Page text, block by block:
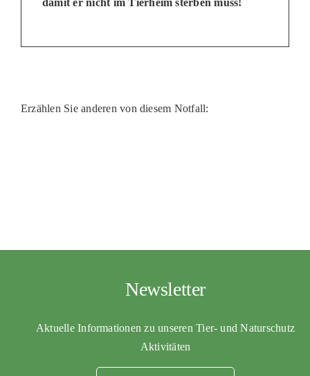
damit er nicht im Tierheim sterben muss!
Erzählen Sie anderen von diesem Notfall:
Newsletter
Aktuelle Informationen zu unseren Tier- und Naturschutz
Aktivitäten